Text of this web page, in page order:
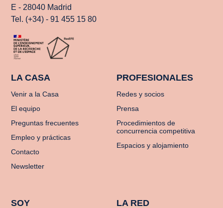
E - 28040 Madrid
Tel. (+34) - 91 455 15 80
LA CASA
Venir a la Casa
El equipo
Preguntas frecuentes
Empleo y prácticas
Contacto
Newsletter
PROFESIONALES
Redes y socios
Prensa
Procedimientos de
concurrencia competitiva
Espacios y alojamiento
SOY LA RED